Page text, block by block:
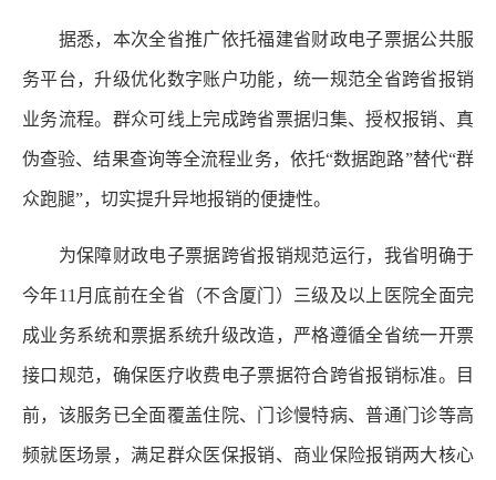
据悉，本次全省推广依托福建省财政电子票据公共服
务平台，升级优化数字账户功能，统一规范全省跨省报销
业务流程。群众可线上完成跨省票据归集、授权报销、真
伪查验、结果查询等全流程业务，依托“数据跑路”替代“群
众跑腿”，切实提升异地报销的便捷性。
为保障财政电子票据跨省报销规范运行，我省明确于
今年11月底前在全省（不含厦门）三级及以上医院全面完
成业务系统和票据系统升级改造，严格遵循全省统一开票
接口规范，确保医疗收费电子票据符合跨省报销标准。目
前，该服务已全面覆盖住院、门诊慢特病、普通门诊等高
频就医场景，满足群众医保报销、商业保险报销两大核心